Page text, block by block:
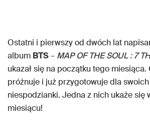
Ostatni i pierwszy od dwóch lat
album BTS– MAP OF THE SOUL : 7
ukazał się na początku tego miesiąca.
próżnuje i już przygotowuje dla
niespodzianki. Jedna z nich ukaże się
miesiącu!